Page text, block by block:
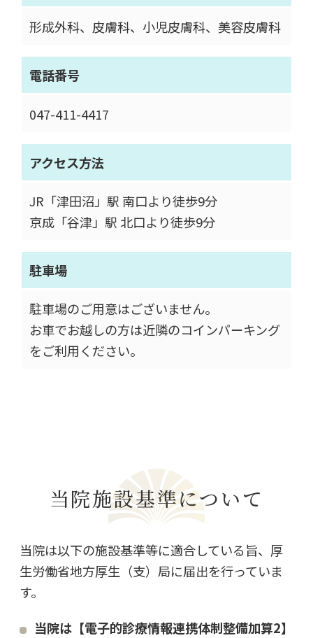
形成外科、皮膚科、小児皮膚科、美容皮膚科
電話番号
047-411-4417
アクセス方法
JR「津田沼」駅 南口より徒歩9分
京成「谷津」駅 北口より徒歩9分
駐車場
駐車場のご用意はございません。
お車でお越しの方は近隣のコインパーキング
をご利用ください。
当院施設基準について
当院は以下の施設基準等に適合している旨、厚
生労働省地方厚生（支）局に届出を行っていま
す。
当院は【電子的診療情報連携体制整備加算2】